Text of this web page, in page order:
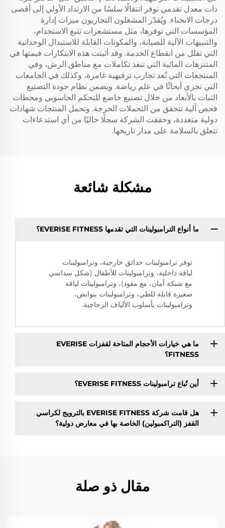
ذات معدل تقدمي توفر انتقالًا سلسًا من الارتداد الأولي إلى أقصى
درجات الانحناء. ويُقدّر المشغلون التجاريون ميزات إدارة
المؤسسات التي نوفرها، مثل مستشعرات تتبع الاستخدام،
والتنبيهات الآلية للصيانة، والمكونات القابلة للاستبدال الوحداتية
التي تقلل من انقطاع الخدمة. وقد أثبتت هذه الابتكارات قيمتها في
المتنزهات المائية التي تنفذ تكاملات مع مناطق الرش، وفي
المنتجعات التي تُعد تجارب ترفيهية غامرة، وكذلك في الجامعات
التي تجري أبحاثًا في علم رياضة. ويضمن نظام جودة التصنيع
الثبات بالأبعاد من خلال تصنيع خاضع للتحكم الحاسوبي ومحطات
فحص آلية تتحقق من التحملات الحرجة. وتحمل المنتجات شهادات
دولية متعددة، وحققت الشركة سجلًا خاليًا من أي استدعاءات
تتعلق بالسلامة على مدار تاريخها.
مشكلة شائعة
ما أنواع الترامبولينات التي تقدمها EVERISE FITNESS؟
توفر ترامبولينات حدائق خارجية، وترامبولينات
لياقة داخلية، وترامبولينات للأطفال (شكل سداسي
مع شبكة أمان، مع مقود)، وترامبولينات لياقة
صغيرة قابلة للطي، وترامبولينات بنوابض،
وترامبولينات بأسلوب الألياف الزجاجية.
ما هي خيارات الأحجام المتاحة لقفزات EVERISE
FITNESS؟
أين تُباع ترامبولينات EVERISE FITNESS؟
هل قامت شركة EVERISE FITNESS بالترويج لكراسي
القفز (التراكمبولين) الخاصة بها في معارض دولية؟
مقال ذو صلة